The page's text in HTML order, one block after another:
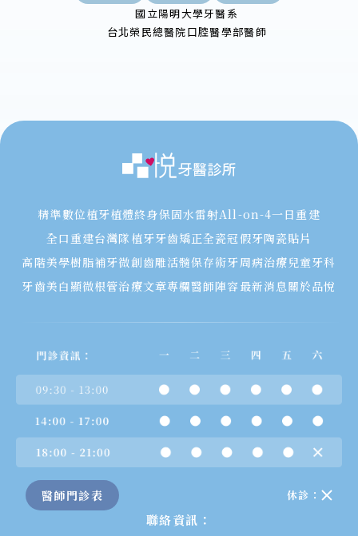
國立陽明大學牙醫系
台北榮民總醫院口腔醫學部醫師
精準數位植牙植體終身保固水雷射All-on-4一日重建
全口重建台灣隊植牙牙齒矯正全瓷冠假牙陶瓷貼片
高階美學樹脂補牙微創齒雕活髓保存術牙周病治療兒童牙科
牙齒美白 顯微根管治療文章專欄醫師陣容最新消息關於品悅
醫師門診表 休診：
聯絡資訊：